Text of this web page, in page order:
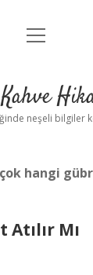
Anasayfa
Yasal Uyarı
menüyü
neşeli bilgiler
hangi
Mı